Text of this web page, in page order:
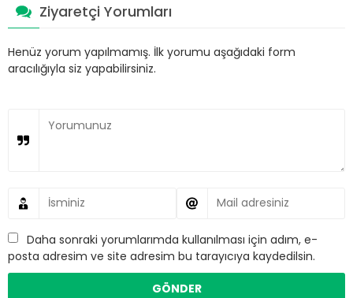
Ziyaretçi Yorumları
Henüz yorum yapılmamış. İlk yorumu aşağıdaki form
aracılığıyla siz yapabilirsiniz.
Daha sonraki yorumlarımda kullanılması için adım, e-
posta adresim ve site adresim bu tarayıcıya kaydedilsin.